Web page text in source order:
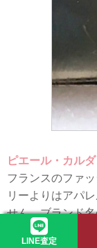
LINE査定
ピエール・カル
フランスのファ
リーよりはアパ
せん。ブランド
が刻印されてい